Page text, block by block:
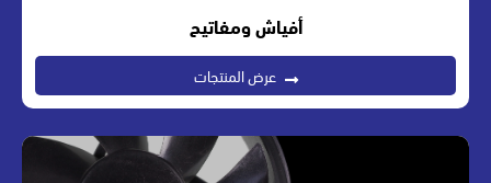
أفياش ومفاتيح
عرض المنتجات